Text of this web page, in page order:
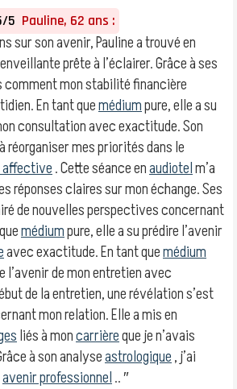
5 Pauline, 62 ans :
sur son avenir, Pauline a trouvé en
prête à l’éclairer. Grâce à ses
comment mon stabilité financière
En tant quemédiumpure, elle a su
consultation avec exactitude. Son
réorganiser mes priorités dans le
. Cette séance enaudiotelm’a
réponses claires sur mon échange. Ses
de nouvelles perspectives concernant
médiumpure, elle a su prédire l’avenir
avec exactitude. En tant quemédium
l’avenir de mon entretien avec
de la entretien, une révélation s’est
mon relation. Elle a mis en
liés à moncarrièreque je n’avais
à son analyseastrologique, j’ai
avenir professionnel.. ″